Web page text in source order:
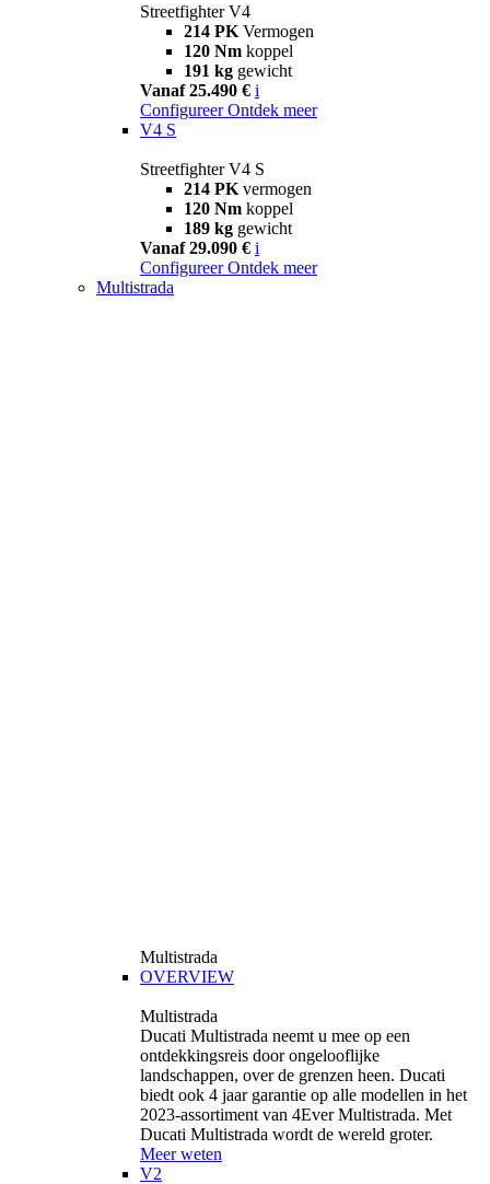
Streetfighter V4
214 PK Vermogen
120 Nm koppel
191 kg gewicht
Vanaf 25.490 € i
Configureer Ontdek meer
V4 S
Streetfighter V4 S
214 PK vermogen
120 Nm koppel
189 kg gewicht
Vanaf 29.090 € i
Configureer Ontdek meer
Multistrada
Multistrada
OVERVIEW
Multistrada
Ducati Multistrada neemt u mee op een
ontdekkingsreis door ongelooflijke
landschappen, over de grenzen heen. Ducati
biedt ook 4 jaar garantie op alle modellen in het
2023-assortiment van 4Ever Multistrada. Met
Ducati Multistrada wordt de wereld groter.
Meer weten
V2